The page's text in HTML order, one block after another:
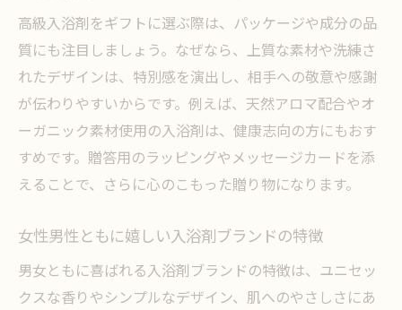
る方法
プレゼント用入浴剤で癒しの時間を演出す
るコツ
香りや成分にこだわる入浴剤の選び方とは
入浴剤の香り選びがギフトの印象を左右す
る理由
法
無添加入浴剤ギフトのメリットと選び方
敏感肌にも使える入浴剤プレゼントの選び
高級入浴剤をギフトに選ぶ際は、パッケージや成分の品
質にも注目しましょう。なぜなら、上質な素材や洗練さ
れたデザインは、特別感を演出し、相手への敬意や感謝
が伝わりやすいからです。例えば、天然アロマ配合やオ
ーガニック素材使用の入浴剤は、健康志向の方にもおす
すめです。贈答用のラッピングやメッセージカードを添
えることで、さらに心のこもった贈り物になります。
女性男性ともに嬉しい入浴剤ブランドの特徴
男女ともに喜ばれる入浴剤ブランドの特徴は、ユニセッ
クスな香りやシンプルなデザイン、肌へのやさしさにあ